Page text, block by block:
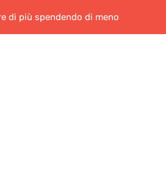
di più spendendo di meno